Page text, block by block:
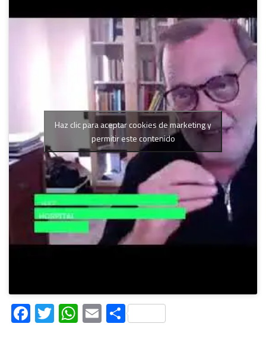
Haz clic para aceptar cookies de marketing y
permitir este contenido
Facebook
Twitter
WhatsApp
EmailCompartir